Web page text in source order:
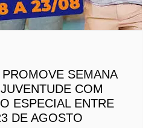
SEMANA
COM
ESPECIAL ENTRE
DE AGOSTO